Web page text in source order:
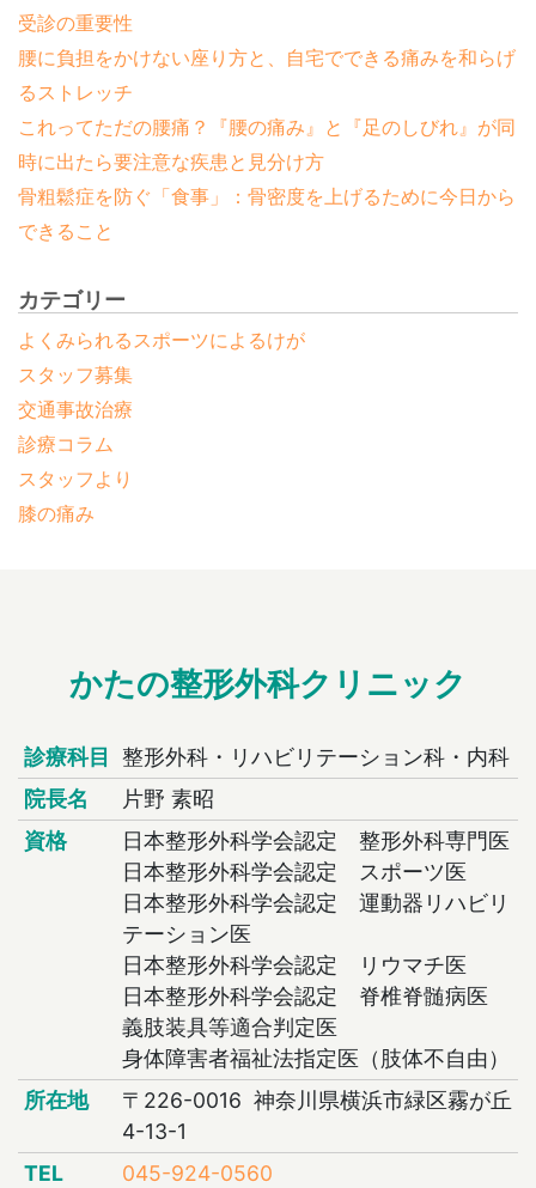
受診の重要性
腰に負担をかけない座り方と、自宅でできる痛みを和らげ
るストレッチ
これってただの腰痛？『腰の痛み』と『足のしびれ』が同
時に出たら要注意な疾患と見分け方
骨粗鬆症を防ぐ「食事」：骨密度を上げるために今日から
できること
カテゴリー
よくみられるスポーツによるけが
スタッフより
スタッフ募集
交通事故治療
膝の痛み
診療コラム
かたの整形外科クリニック
診療科目
整形外科・リハビリテーション科・内科
院長名
片野 素昭
資格
日本整形外科学会認定 整形外科専門医
日本整形外科学会認定 スポーツ医
日本整形外科学会認定 運動器リハビリ
テーション医
日本整形外科学会認定 リウマチ医
日本整形外科学会認定 脊椎脊髄病医
義肢装具等適合判定医
身体障害者福祉法指定医（肢体不自由）
所在地
〒226-0016 神奈川県横浜市緑区霧が丘
4-13-1
TEL
045-924-0560